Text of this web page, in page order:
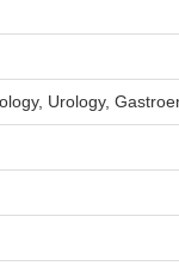
Urology,